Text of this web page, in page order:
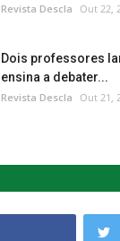
Revista Descla Out 22,
Dois professores
ensina a debater...
Revista Descla Out 21,